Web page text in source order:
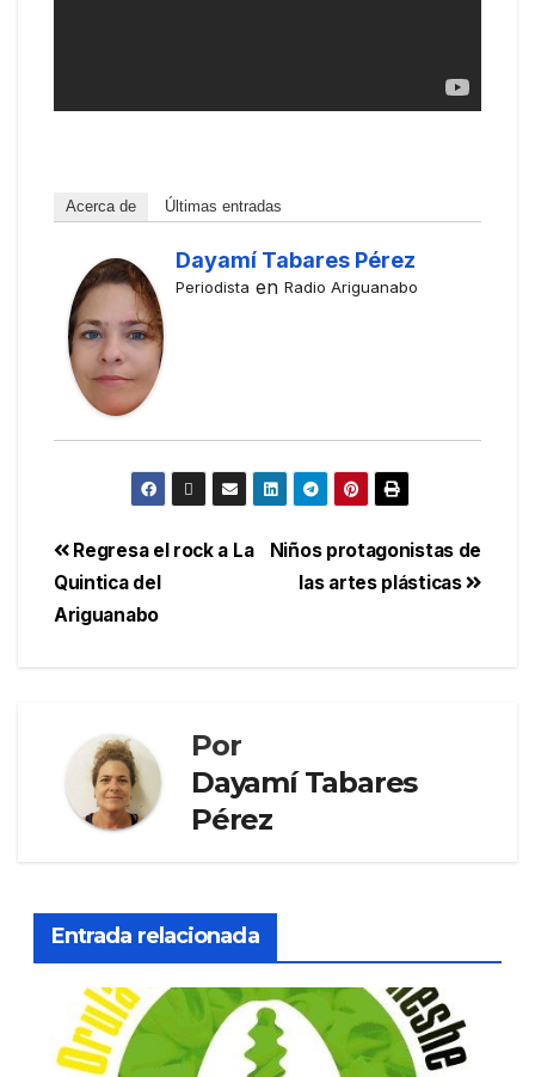
Acerca de Últimas entradas
Dayamí Tabares Pérez
Periodista en Radio Ariguanabo
Niños protagonistas de
las artes plásticas
Regresa el rock a La
Quintica del
Ariguanabo
Por
Dayamí Tabares
Pérez
Entrada relacionada